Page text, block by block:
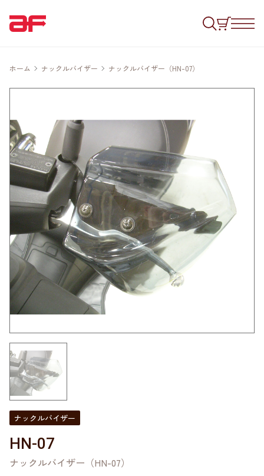
ホーム ナックルバイザー ナックルバイザー（HN-07）
ナックルバイザー
HN-07
ナックルバイザー（HN-07）